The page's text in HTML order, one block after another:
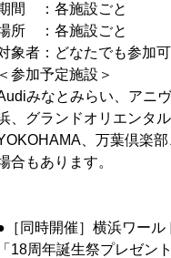
間 ：各施設ごと
所 ：各施設ごと
象者：どなたでも参加可
＜参加予定施設＞
みなとみらい、アニ
、グランドオリエンタ
、万葉倶楽
合もあります。
［同時開催］横浜ワール
「18周年誕生祭プレゼン